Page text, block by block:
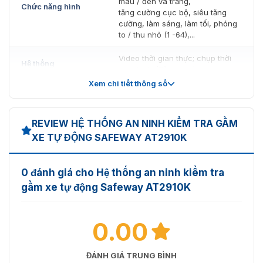
An toàn phóng xạ
Khu vực kiểm soát như bên dưới. Rò rỉ tia X ở biên
giới của khu vực là <5 μSv / h
Chức năng hình
tăng cường cục bộ, siêu tăng
cường, làm sáng, làm tối, phóng
to / thu nhỏ (1 -64),...
Hệ thống
Video thời gian thực; chụp thời
Bảng điều khiển
Một bảng điều khiển có thể khóa
màn hình và bàn phím
An toàn phím Đảm bảo phím ASA/ISO1600
Bộ nhớ
CPU: Intel (R) i3 (R) 3.3GHz
RAM: 4GB
Thông số chung của sản phẩm
0.4m/s
Xem chi tiết thông số
REVIEW HỆ THỐNG AN NINH KIỂM TRA GẦM
XE TỰ ĐỘNG SAFEWAY AT2910K
0 đánh giá cho Hệ thống an ninh kiểm tra
gầm xe tự động Safeway AT2910K
0.00
ĐÁNH GIÁ TRUNG BÌNH